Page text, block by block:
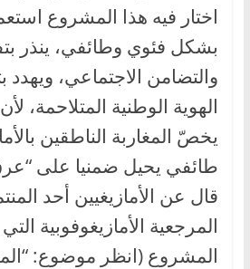
اختار فيه هذا المشروع
بشكل فئوي وطائفي، ينذر
والتضامن الاجتماعي،
الهوية الوطنية المتلاحمة،
يخصّ المغاربة الناطقين
طائفي يحيل ضمنيا على
قال عن الأمازيغيين أحد
المرجعية الأمازيغوفوبية
المشروع (انظر موضوع: